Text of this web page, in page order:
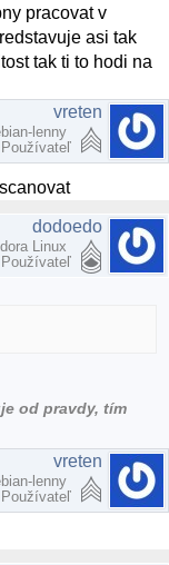
pracovat v
asi tak
tak ti to hodi na
vreten
lenny
Používateľ
dodoedo
Linux
Používateľ
od pravdy, tím
vreten
lenny
Používateľ